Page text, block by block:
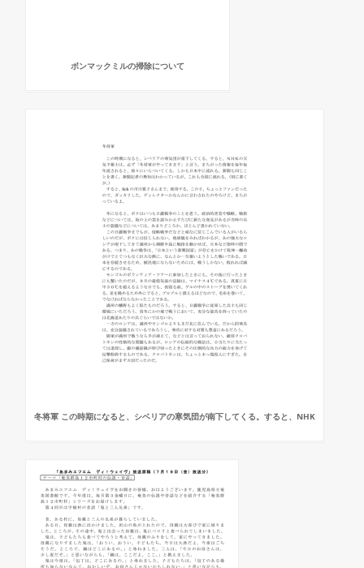
ボンマックミルの掃除について
冬将軍 この時期になると、シベリアの寒気団が南下してくる。すると、NHK